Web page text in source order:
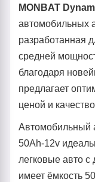
MONBAT
автомобильных
разработанная
средней
благодаря
предлагает
ценой и
Автомобильный
50Ah-12v
легковые авто
имеет ёмкость